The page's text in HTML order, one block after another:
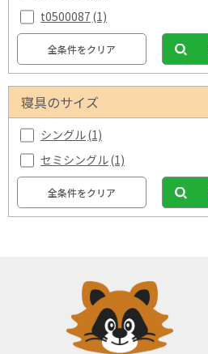
t0500087 (1)
全条件をクリア
寝具のサイズ
シングル(1)
セミシングル(1)
全条件をクリア